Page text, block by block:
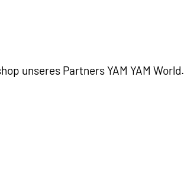
unseres Partners YAM YAM World.